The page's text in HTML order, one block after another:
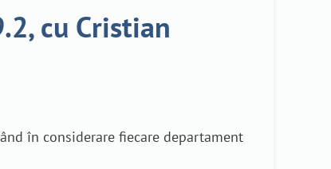
cu Cristian
în considerare fiecare departament